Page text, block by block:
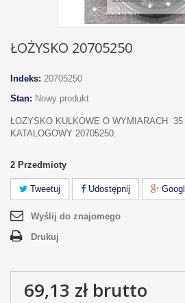
ŁOŻYSKO 20705250
Indeks: 20705250
Stan: Nowy produkt
ŁOZYSKO KULKOWE O WYMIARACH
KATALOGOWY 20705250.
2 Przedmioty
Tweetuj Udostępnij
Wyślij do znajomego
Drukuj
69,13 złbrutto